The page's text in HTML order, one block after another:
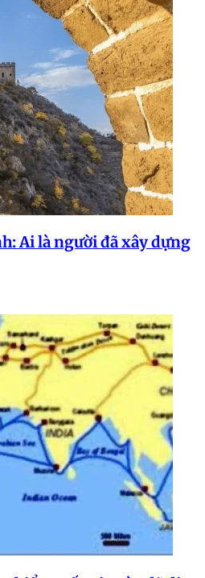
Ai là người đã xây dựng